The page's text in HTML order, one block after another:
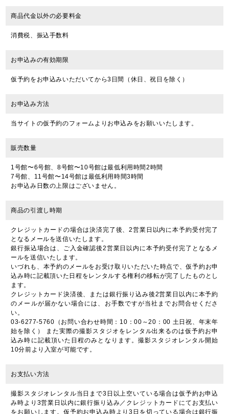
商品代金以外の必要料金
消費税、振込手数料
お申込みの有効期限
仮予約をお申込みいただいてから3日間（休日、祝日を除く）
お申込み方法
当サイトの仮予約のフォームよりお申込みをお願いいたします。
販売数量
1号館〜6号館、8号館〜10号館は最低利用時間2時間
7号館、11号館〜14号館は最低利用時間3時間
お申込み日数の上限はございません。
商品の引渡し時期
クレジットカードの場合は決済完了後、2営業日以内に本予約受付完了
となるメールを送信いたします。
銀行振込場合は、ご入金確認後2営業日以内に本予約受付完了となるメ
ールを送信いたします。
いづれも、本予約のメールをお受け取りいただいた時点で、仮予約お申
込み時に記載頂いた日程をレンタルする権利の移転が完了したものとし
ます。
クレジットカード決済後、または銀行振り込み後2営業日以内に本予約
のメールが届かない場合には、お手数ですが当社までお問合せくださ
い。
03‐6277‐5760（お問い合わせ時間：10：00～20：00 土日祝、年末年
始を除く） また実際の撮影スタジオをレンタル出来るのは仮予約お申
込み時に記載頂いた日程のみとなります。撮影スタジオレンタル開始
10分前より入室が可能です。
お支払い方法
撮影スタジオレンタル当日まで3日以上空いている場合は仮予約お申込
み時より3営業日以内に銀行振り込み／クレジットカードにてお支払い
をお願いします。仮予約お申込み時より3日を切っている場合は銀行振